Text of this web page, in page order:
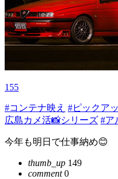
155
#コンテナ映え #ピックア
広島カメ活📸シリーズ #ア
今年も明日で仕事納め😊
thumb_up 149
comment0